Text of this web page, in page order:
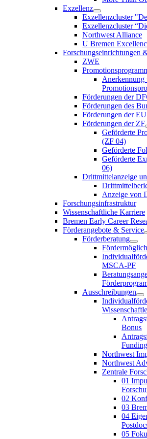
Exzellenz
Exzellenzcluster
Exzellenzcluster
Northwest Alliance
U Bremen
Forschungseinrichtungen
ZWE
Anerkennung
Förderungen der
Förderungen des
Förderungen der EU
Förderungen der ZF
Geförderte
(ZF 04)
Geförderte
Geförderte
06)
Drittmittelanzeige
Anzeige von
Forschungsinfrastruktur
Wissenschaftliche Karriere
Bremen Early Career
Förderangebote & Service
Förderberatung
MSCA-PF
Ausschreibungen
Bonus
Funding
Northwest
Northwest
Zentrale
01
02
03
04
05